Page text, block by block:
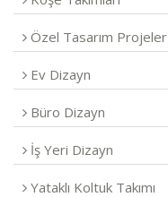
Özel Tasarım Projeler
Ev Dizayn
Büro Dizayn
İş Yeri Dizayn
Yataklı Koltuk Takımı